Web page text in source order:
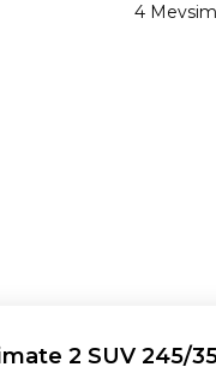
4 Mevsim
2 SUV 245/